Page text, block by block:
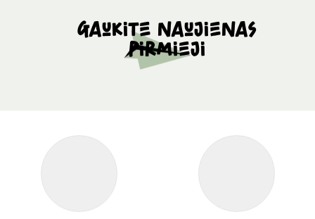
Gaukite naujienas
pirmieji